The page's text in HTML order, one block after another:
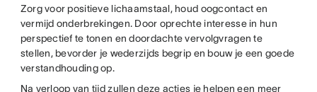
Zorg voor positieve lichaamstaal, houd oogcontact en
vermijd onderbrekingen. Door oprechte interesse in hun
perspectief te tonen en doordachte vervolgvragen te
stellen, bevorder je wederzijds begrip en bouw je een goede
verstandhouding op.
Na verloop van tijd zullen deze acties je helpen een meer